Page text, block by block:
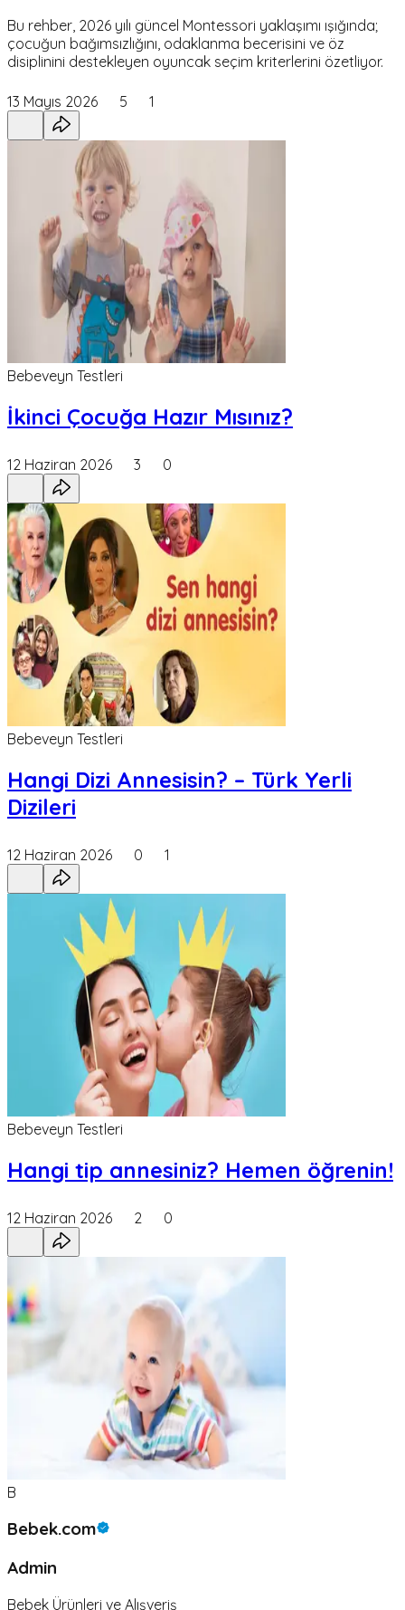
Bu rehber, 2026 yılı güncel Montessori yaklaşımı ışığında;
çocuğun bağımsızlığını, odaklanma becerisini ve öz
disiplinini destekleyen oyuncak seçim kriterlerini özetliyor.
13 Mayıs 2026 5 1
Bebeveyn Testleri
İkinci Çocuğa Hazır Mısınız?
12 Haziran 2026 3 0
Bebeveyn Testleri
Hangi Dizi Annesisin? – Türk Yerli
Dizileri
12 Haziran 2026 0 1
Bebeveyn Testleri
Hangi tip annesiniz? Hemen öğrenin!
12 Haziran 2026 2 0
B
Bebek.com
Admin
Bebek Ürünleri ve Alışveriş